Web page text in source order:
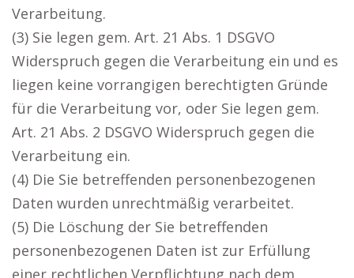
Verarbeitung.
(3) Sie legen gem. Art. 21 Abs. 1 DSGVO
Widerspruch gegen die Verarbeitung ein und es
liegen keine vorrangigen berechtigten Gründe
für die Verarbeitung vor, oder Sie legen gem.
Art. 21 Abs. 2 DSGVO Widerspruch gegen die
Verarbeitung ein.
(4) Die Sie betreffenden personenbezogenen
Daten wurden unrechtmäßig verarbeitet.
(5) Die Löschung der Sie betreffenden
personenbezogenen Daten ist zur Erfüllung
einer rechtlichen Verpflichtung nach dem